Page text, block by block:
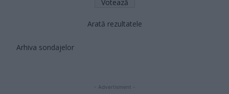
Arată rezultatele
Arhiva sondajelor
- Advertisment -